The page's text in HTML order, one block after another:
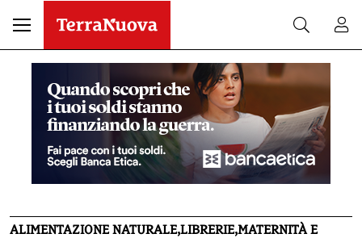
ALIMENTAZIONE NATURALE,LIBRERIE,MATERNITÀ E